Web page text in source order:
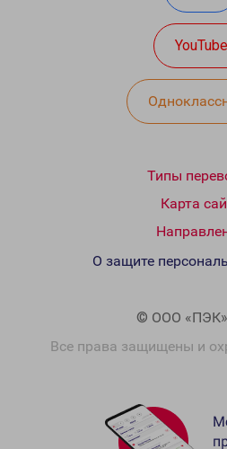
YouTube
Типы
Карта
© ООО
Все права защищены и
О защите